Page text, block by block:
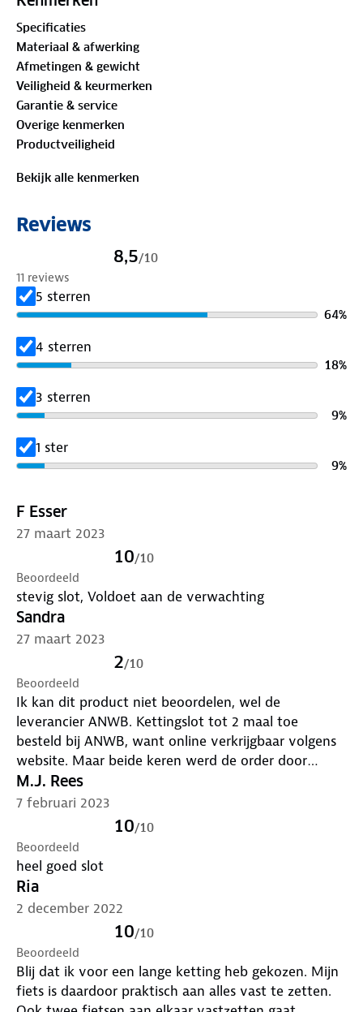
Specificaties
Materiaal & afwerking
Afmetingen & gewicht
Veiligheid & keurmerken
Garantie & service
Overige kenmerken
Productveiligheid
Bekijk alle kenmerken
Reviews
8,5/10
11 reviews
5 sterren
64%
4 sterren
18%
3 sterren
9%
1 ster
9%
F Esser
27 maart 2023
10/10
Beoordeeld
stevig slot, Voldoet aan de verwachting
Sandra
27 maart 2023
2/10
Beoordeeld
Ik kan dit product niet beoordelen, wel de
leverancier ANWB. Kettingslot tot 2 maal toe
besteld bij ANWB, want online verkrijgbaar volgens
website. Maar beide keren werd de order door
ANWB geannuleerd i.v.m. te weinig voorraad.
Contact opgenomen met ANWB, en helaas kon ik
dit kettingslot niet als backorder bestellen. Dus de
mooie aanbieding ging helaas langs mijn neus, terwijl
dit geen op = op aanbieding was. Zeer teleurstellend
om zo te adverteren en de klanten dan niet
tegemoet te komen.
M.J. Rees
7 februari 2023
10/10
Beoordeeld
heel goed slot
Ria
2 december 2022
10/10
Beoordeeld
Blij dat ik voor een lange ketting heb gekozen. Mijn
fiets is daardoor praktisch aan alles vast te zetten.